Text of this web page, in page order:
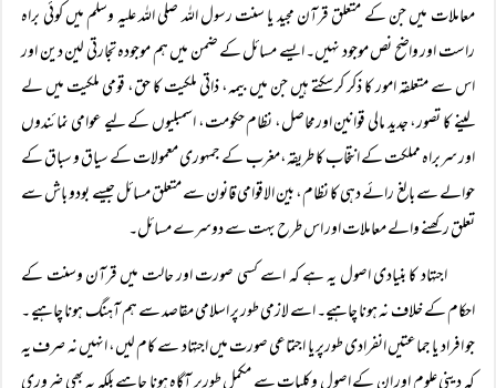
معاملات میں جن کے متعلق قرآن مجید یا سنت رسول اللہ صلی اللہ علیہ وسلم میں کوئی براہ
راست اور واضح نص موجود نہیں۔ ایسے مسائل کے ضمن میں ہم موجودہ تجارتی لین دین اور
اس سے متعلقہ امور کا ذکر کرسکتے ہیں جن میں بیمہ، ذاتی ملکیت کا حق، قومی ملکیت میں لے
لینے کا تصور، جدید مالی قوانین اورمحاصل، نظام حکومت، اسمبلیوں کے لیے عوامی نمائندوں
اور سربراہ مملکت کے انتخاب کا طریقہ،مغرب کے جمہوری معمولات کے سیاق و سباق کے
حوالے سے بالغ رائے دہی کا نظام، بین الاقوامی قانون سے متعلق مسائل جیسے بودو باش سے
تعلق رکھنے والے معاملات اور اس طرح بہت سے دوسرے مسائل۔
اجتہاد کا بنیادی اصول یہ ہے کہ اسے کسی صورت اور حالت میں قرآن وسنت کے
احکام کے خلاف نہ ہونا چاہیے۔ اسے لازمی طور پر اسلامی مقاصد سے ہم آہنگ ہونا چاہیے ۔
جو افراد یا جماعتیں انفرادی طورپر یا اجتماعی صورت میں اجتہاد سے کام لیں، انہیں نہ صرف یہ